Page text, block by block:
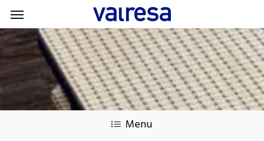
Skip
to
main
content
Menu
Menu
Menu